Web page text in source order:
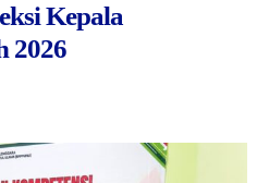
Kepala
2026